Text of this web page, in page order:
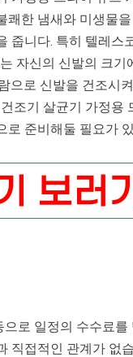
쾌한 냄새와 미생물
줍니다. 특히 텔레스
자신의 신발의 크기
으로 신발을 건조시
조기 살균기 가정용
로 준비해둘 필요가
로 일정의 수수료를
직접적인 관계가 없